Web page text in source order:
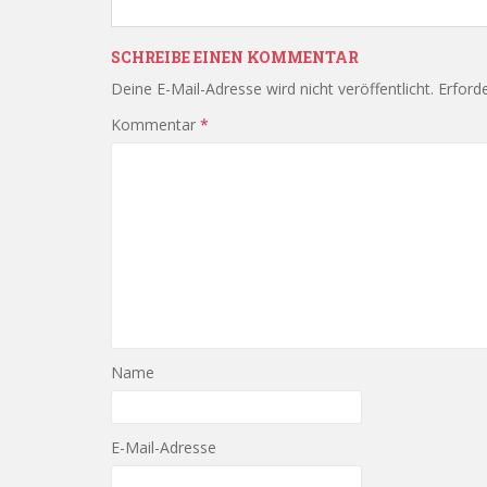
SCHREIBE EINEN KOMMENTAR
Deine E-Mail-Adresse wird nicht veröffentlicht.
Kommentar *
Name
E-Mail-Adresse